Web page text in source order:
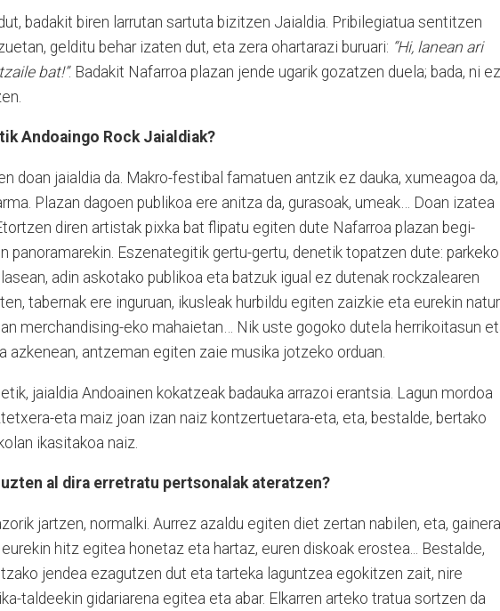
badakit biren larrutan sartuta bizitzen Jaialdia. Pribilegiatua sentitzen
gelditu behar izaten dut, eta zera ohartarazi buruari: “Hi, lanean ari
bat!”. Badakit Nafarroa plazan jende ugarik gozatzen duela; bada, ni ez
Andoaingo Rock Jaialdiak?
doan jaialdia da. Makro-festibal famatuen antzik ez dauka, xumeagoa da,
Plazan dagoen publikoa ere anitza da, gurasoak, umeak… Doan izatea
diren artistak pixka bat flipatu egiten dute Nafarroa plazan begi-
panoramarekin. Eszenategitik gertu-gertu, denetik topatzen dute: parkeko
adin askotako publikoa eta batzuk igual ez dutenak rockzalearen
tabernak ere inguruan, ikusleak hurbildu egiten zaizkie eta eurekin
merchandising-eko mahaietan… Nik uste gogoko dutela herrikoitasun
azkenean, antzeman egiten zaie musika jotzeko orduan.
jaialdia Andoainen kokatzeak badauka arrazoi erantsia. Lagun mordoa
eta maiz joan izan naiz kontzertuetara-eta, eta, bestalde, bertako
ikasitakoa naiz.
al dira erretratu pertsonalak ateratzen?
jartzen, normalki. Aurrez azaldu egiten diet zertan nabilen, eta, gainera
hitz egitea honetaz eta hartaz, euren diskoak erostea... Bestalde,
jendea ezagutzen dut eta tarteka laguntzea egokitzen zait, nire
taldeekin gidariarena egitea eta abar. Elkarren arteko tratua sortzen da